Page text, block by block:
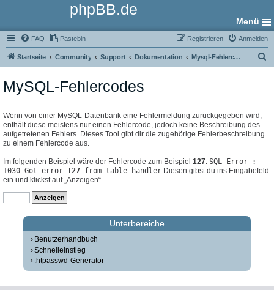
phpBB.de
Menü
FAQ Pastebin Anmelden
Registrieren
Startseite Community Support Dokumentation Mysql-Fehlercodes
MySQL-Fehlercodes
Wenn von einer MySQL-Datenbank eine Fehlermeldung zurückgegeben wird,
enthält diese meistens nur einen Fehlercode, jedoch keine Beschreibung des
aufgetretenen Fehlers. Dieses Tool gibt dir die zugehörige Fehlerbeschreibung
zu einem Fehlercode aus.
Im folgenden Beispiel wäre der Fehlercode zum Beispiel 127. SQL Error :
1030 Got error 127 from table handler Diesen gibst du ins Eingabefeld
ein und klickst auf „Anzeigen“.
Unterbereiche
Benutzerhandbuch
Schnelleinstieg
.htpasswd-Generator